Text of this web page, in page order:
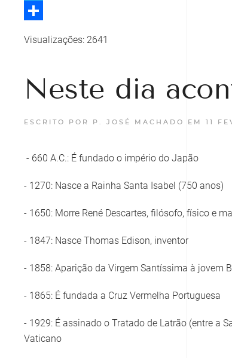
Twitter
Visualizações: 2641
Neste dia
ESCRITO POR P. JOSÉ MACHADO EM 11
- 660 A.C.: É fundado o império do Japão
- 1270: Nasce a Rainha Santa Isabel (750 anos)
- 1650: Morre René Descartes, filósofo, físico e
- 1847: Nasce Thomas Edison, inventor
- 1858: Aparição da Virgem Santíssima à jovem
- 1865: É fundada a Cruz Vermelha Portuguesa
- 1929: É assinado o Tratado de Latrão (entre a
Vaticano